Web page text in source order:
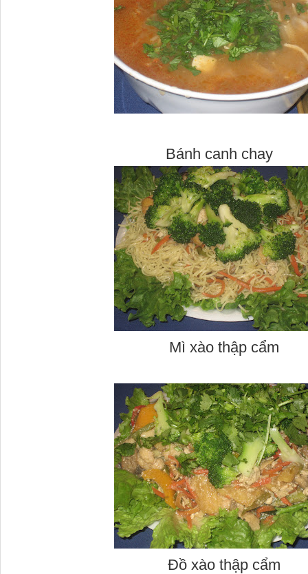
Bánh canh chay
Mì xào thập cẩm
Đồ xào thập cẩm